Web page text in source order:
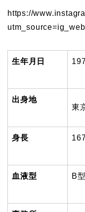
https://
生年月日
出身地
東
身長
血液型 B型